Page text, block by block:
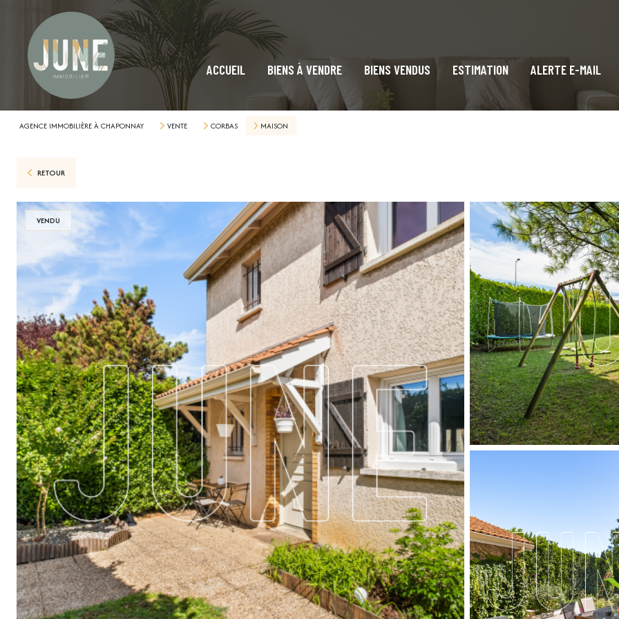
ACCUEIL BIENS À VENDRE BIENS VENDUS ESTIMATION ALERTE E-MAIL
AGENCE IMMOBILIÈRE À CHAPONNAY VENTE CORBAS MAISON
RETOUR
VENDU